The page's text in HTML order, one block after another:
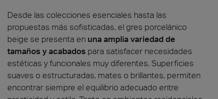
Desde las colecciones esenciales hasta las
propuestas más sofisticadas, el gres porcelánico
beige se presenta en una amplia variedad de
tamaños y acabados para satisfacer necesidades
estéticas y funcionales muy diferentes. Superficies
suaves o estructuradas, mates o brillantes, permiten
encontrar siempre el equilibrio adecuado entre